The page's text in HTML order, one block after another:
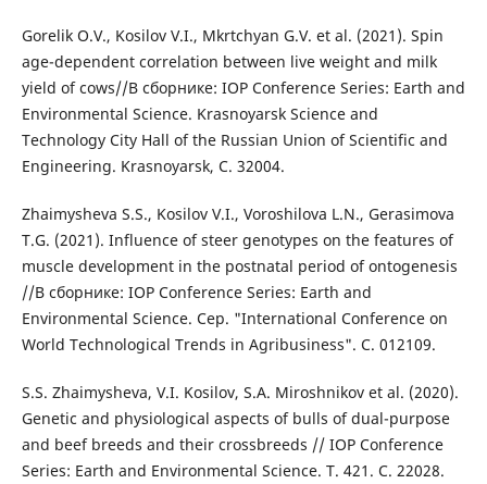
Gorelik O.V., Kosilov V.I., Mkrtchyan G.V. et al. (2021). Spin
age-dependent correlation between live weight and milk
yield of cows//В сборнике: IOP Conference Series: Earth and
Environmental Science. Krasnoyarsk Science and
Technology City Hall of the Russian Union of Scientific and
Engineering. Krasnoyarsk, С. 32004.
Zhaimysheva S.S., Kosilov V.I., Voroshilova L.N., Gerasimova
T.G. (2021). Influence of steer genotypes on the features of
muscle development in the postnatal period of ontogenesis
//В сборнике: IOP Conference Series: Earth and
Environmental Science. Сер. "International Conference on
World Technological Trends in Agribusiness". С. 012109.
S.S. Zhaimysheva, V.I. Kosilov, S.A. Miroshnikov et al. (2020).
Genetic and physiological aspects of bulls of dual-purpose
and beef breeds and their crossbreeds // IOP Conference
Series: Earth and Environmental Science. Т. 421. С. 22028.